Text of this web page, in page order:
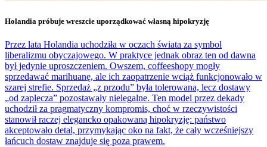
Holandia próbuje wreszcie uporządkować własną hipokryzję
Przez lata Holandia uchodziła w oczach świata za symbol
liberalizmu obyczajowego. W praktyce jednak obraz ten od dawna
był jedynie uproszczeniem. Owszem, coffeeshopy mogły
sprzedawać marihuanę, ale ich zaopatrzenie wciąż funkcjonowało w
szarej strefie. Sprzedaż „z przodu” była tolerowana, lecz dostawy
„od zaplecza” pozostawały nielegalne. Ten model przez dekady
uchodził za pragmatyczny kompromis, choć w rzeczywistości
stanowił raczej elegancko opakowaną hipokryzję: państwo
akceptowało detal, przymykając oko na fakt, że cały wcześniejszy
łańcuch dostaw znajduje się poza prawem.